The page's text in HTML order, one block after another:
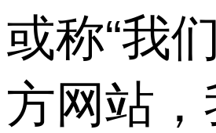
或称“我
方网站，